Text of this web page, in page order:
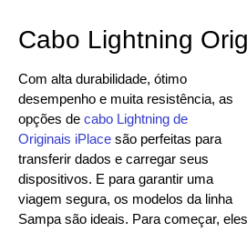
Cabo Lightning
Com alta durabilidade, ótimo
desempenho e muita resistência, as
opções de cabo Lightning de
Originais iPlace são perfeitas para
transferir dados e carregar seus
dispositivos. E para garantir uma
viagem segura, os modelos da linha
Sampa são ideais. Para começar,